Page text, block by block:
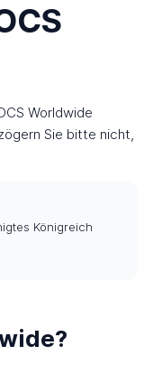
Worldwide
Sie bitte nicht,
Königreich